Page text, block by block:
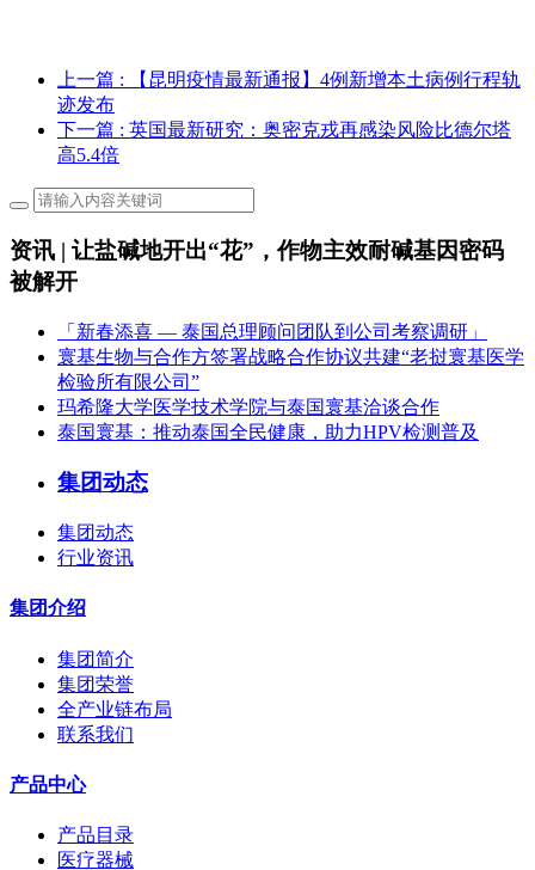
上一篇 : 【昆明疫情最新通报】4例新增本土病例行程轨
迹发布
下一篇 : 英国最新研究：奥密克戎再感染风险比德尔塔
高5.4倍
资讯 | 让盐碱地开出“花”，作物主效耐碱基因密码
被解开
「新春添喜 — 泰国总理顾问团队到公司考察调研」
寰基生物与合作方签署战略合作协议共建“老挝寰基医学
检验所有限公司”
玛希隆大学医学技术学院与泰国寰基洽谈合作
泰国寰基：推动泰国全民健康，助力HPV检测普及
集团动态
集团动态
行业资讯
集团介绍
集团简介
集团荣誉
全产业链布局
联系我们
产品中心
产品目录
医疗器械